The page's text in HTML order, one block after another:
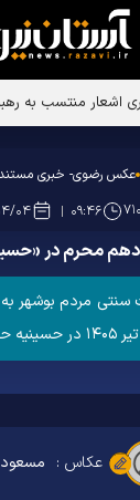
اشعار منتسب به
عکس رضوی- خبری
۰۹:۴۶
محرم در
سنتی مردم بوشهر
عکاس :